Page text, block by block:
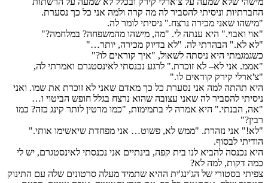
החברתיות וניסיתי להסביר לה מה קרה ולמה אני כל כך נסערת.
"מישהו שאני מכירה נרצח." ניסיתי לומר לה.
"אוי ואבוי." היא ענתה לי. "מה, מישהו מהמשפחה? במלחמה?"
"לא לא." הבהרתי לה. "לא בדיוק מכירה, יותר…"
כשגמגמתי היא ניסתה לשאול, "איך קוראים לו?"
"אממ. אני לא– לא זוכרת." לרגע נכנסתי לאינסטגרם ואמרתי לה,
"צ'ארלי קירק קוראים לו."
היא תהתה למה אני נסערת כל כך מאדם שאני לא זוכרת את שמו. ואני
ניסיתי להסביר לה שאני עצובה שהוא נרצח בגלל חופש הביטוי ו…
"אה, הבנתי." היא אמרה לי בתמימות, "כמו מרטין לותר קינג כזה? כמו
רבין?"
"לא!" אני נזהרת. "ממש לא, פשוט… אני מפחדת שיאשימו אותי."
הודיתי לבסוף.
היא נכנסה להביא לנו בית קפה, בינתיים אני נכנסתי לאינסטגרם, יש לי
כמה דקות, למה לא?
צפיתי בסטורי של הג'ינג'ית ההיא שתמיד מעלה סרטונים שלה עם התינוק